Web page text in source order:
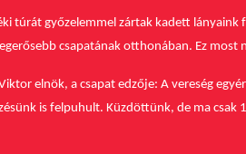
túrát győzelemmel zártak kadett
csapatának otthonában. Ez most
elnök, a csapat edzője: A vereség
is felpuhult. Küzdöttünk, de ma csak